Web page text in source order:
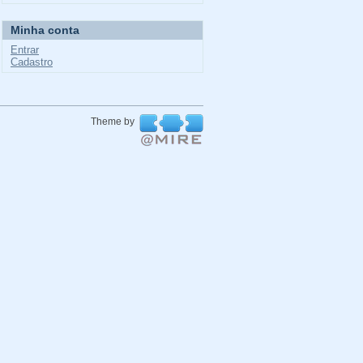
Minha conta
Entrar
Cadastro
Theme by